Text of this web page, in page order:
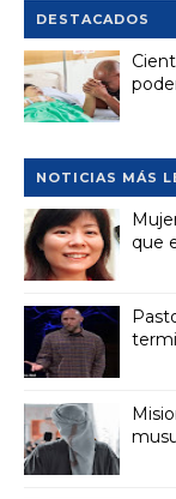
DESTACADOS
NOTICIAS MÁS
que